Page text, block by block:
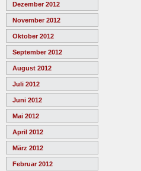
Dezember 2012
November 2012
Oktober 2012
September 2012
August 2012
Juli 2012
Juni 2012
Mai 2012
April 2012
März 2012
Februar 2012